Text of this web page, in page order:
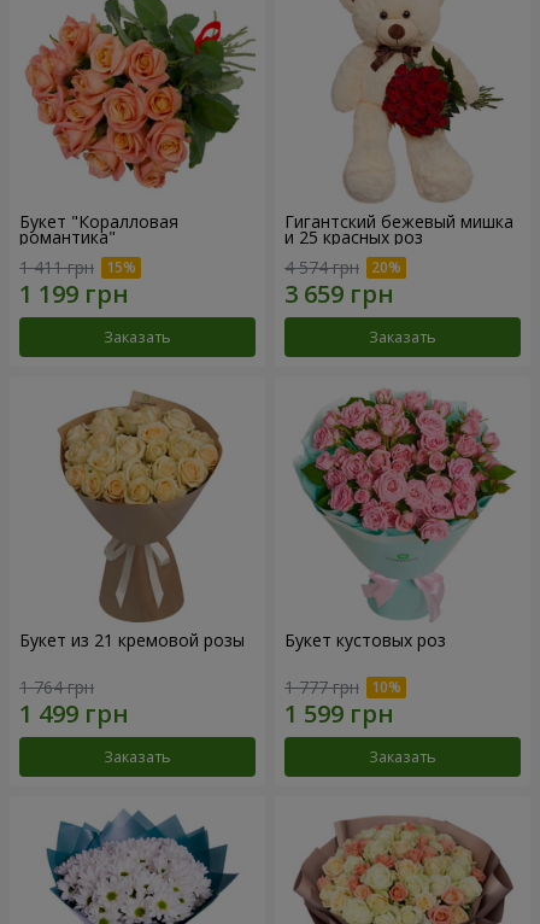
Букет "Коралловая
романтика"
1 411 грн
Заказать
Гигантский бежевый мишка
и 25 красных роз
4 574 грн
Заказать
Букет из 21 кремовой розы
1 764 грн
Заказать
Букет кустовых роз
1 777 грн
Заказать